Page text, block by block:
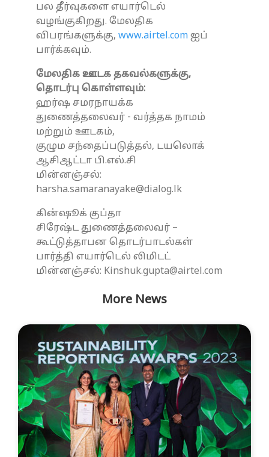
பல தீர்வுகளை எயார்டெல்
வழங்குகிறது. மேலதிக
விபரங்களுக்கு, www.airtel.com ஐப்
பார்க்கவும்.
மேலதிக ஊடக தகவல்களுக்கு,
தொடர்பு கொள்ளவும்:
ஹர்ஷ சமரநாயக்க
துணைத்தலைவர் - வர்த்தக நாமம்
மற்றும் ஊடகம்,
குழும சந்தைப்படுத்தல், டயலொக்
ஆசிஆட்டா பி.எல்.சி
மின்னஞ்சல்:
harsha.samaranayake@dialog.lk
கின்ஷூக் குப்தா
சிரேஷ்ட துணைத்தலைவர் –
கூட்டுத்தாபன தொடர்பாடல்கள்
பார்த்தி எயார்டெல் லிமிடட்
மின்னஞ்சல்: Kinshuk.gupta@airtel.com
More News